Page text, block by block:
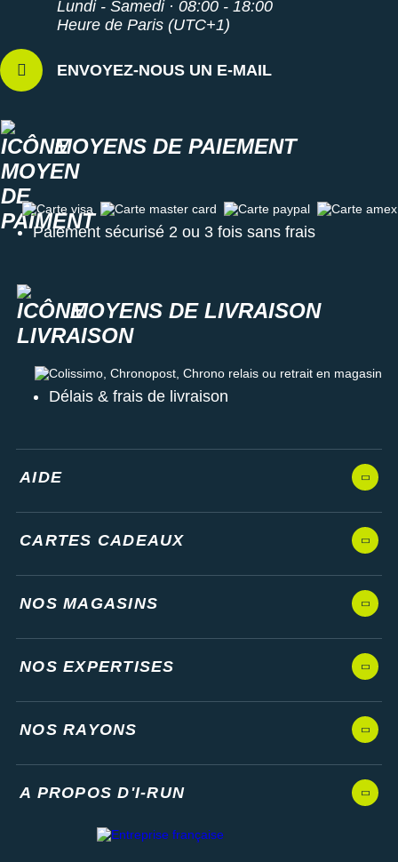
Tissu du haut de la semelle de propreté en polyester 100
Poids constaté chez i-Run : 380 g en taille 42
Toutes les
Les autres produitsHoka One One
Lundi - Samedi · 08:00 - 18:00
Heure de Paris (UTC+1)
ENVOYEZ-NOUS UN E-MAIL
MOYENS DE PAIEMENT
Carte visa Carte master card Carte paypal Carte amex
Paiement sécurisé 2 ou 3 fois sans frais
MOYENS DE LIVRAISON
Colissimo, Chronopost, Chrono relais ou retrait en magasin
Délais & frais de livraison
AIDE
CARTES CADEAUX
NOS MAGASINS
NOS EXPERTISES
NOS RAYONS
A PROPOS D'I-RUN